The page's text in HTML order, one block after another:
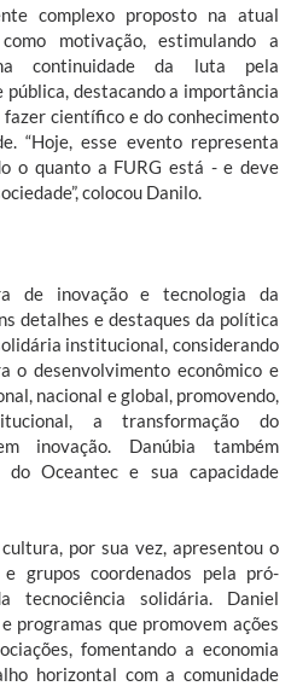
complexo proposto na atual
motivação, estimulando a
continuidade da luta pela
destacando a importância
científico e do conhecimento
“Hoje, esse evento representa
o quanto a FURG está - e deve
colocou Danilo.
de inovação e tecnologia da
detalhes e destaques da política
institucional, considerando
o desenvolvimento econômico e
nacional e global, promovendo,
a transformação do
inovação. Danúbia também
do Oceantec e sua capacidade
por sua vez, apresentou o
grupos coordenados pela pró-
solidária. Daniel
programas que promovem ações
fomentando a economia
horizontal com a comunidade